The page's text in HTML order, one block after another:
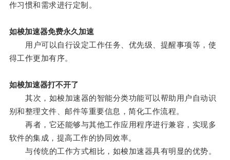
作习惯和需求进行定制。
如梭加速器免费永久加速
用户可以自行设定工作任务、优先级、提醒事项等，使
得工作更加有序。
如梭加速器打不开了
其次，如梭加速器的智能分类功能可以帮助用户自动识
别和整理文件、邮件等重要信息，简化工作流程。
再者，它还能够与其他工作应用程序进行兼容，实现多
软件的集成，提高工作的协同效率。
与传统的工作方式相比，如梭加速器具有明显的优势。